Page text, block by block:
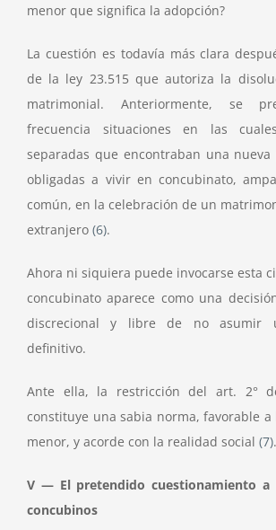
menor que significa la adopción?
La cuestión es todavía más clara
de la ley 23.515 que autoriza la
matrimonial. Anteriormente, se
frecuencia situaciones en las
separadas que encontraban una nueva
obligadas a vivir en concubinato,
común, en la celebración de un
extranjero (6).
Ahora ni siquiera puede invocarse esta
concubinato aparece como una
discrecional y libre de no asumir
definitivo.
Ante ella, la restricción del art. 2°
constituye una sabia norma, favorable a
menor, y acorde con la realidad social (7).
V — El pretendido cuestionamiento
concubinos